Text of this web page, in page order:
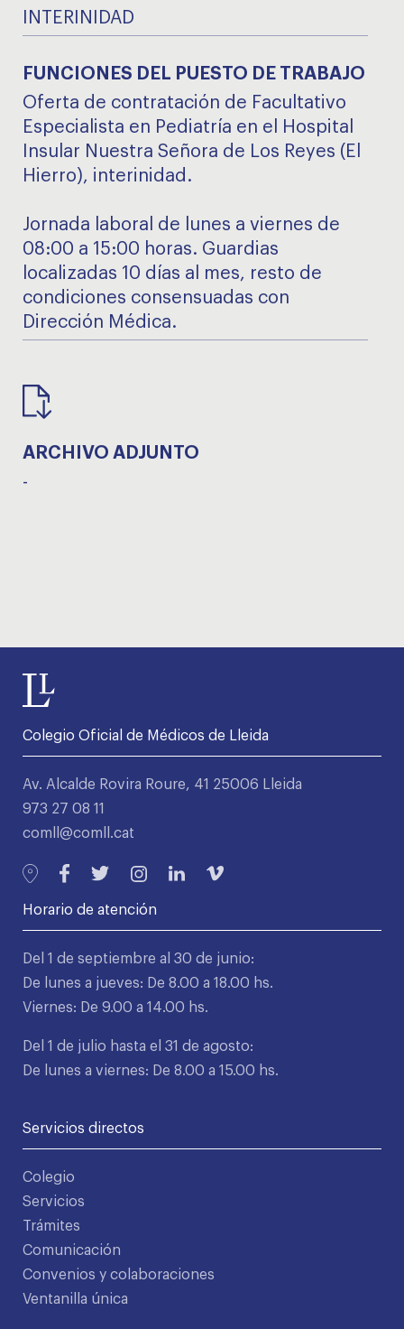
INTERINIDAD
FUNCIONES DEL PUESTO DE TRABAJO
Oferta de contratación de Facultativo
Especialista en Pediatría en el Hospital
Insular Nuestra Señora de Los Reyes (El
Hierro), interinidad.
Jornada laboral de lunes a viernes de
08:00 a 15:00 horas. Guardias
localizadas 10 días al mes, resto de
condiciones consensuadas con
Dirección Médica.
ARCHIVO ADJUNTO
-
Colegio Oficial de Médicos de Lleida
Av. Alcalde Rovira Roure, 41 25006 Lleida
973 27 08 11
comll@comll.cat
Horario de atención
Del 1 de septiembre al 30 de junio:
De lunes a jueves: De 8.00 a 18.00 hs.
Viernes: De 9.00 a 14.00 hs.
Del 1 de julio hasta el 31 de agosto:
De lunes a viernes: De 8.00 a 15.00 hs.
Servicios directos
Colegio
Servicios
Trámites
Comunicación
Convenios y colaboraciones
Ventanilla única